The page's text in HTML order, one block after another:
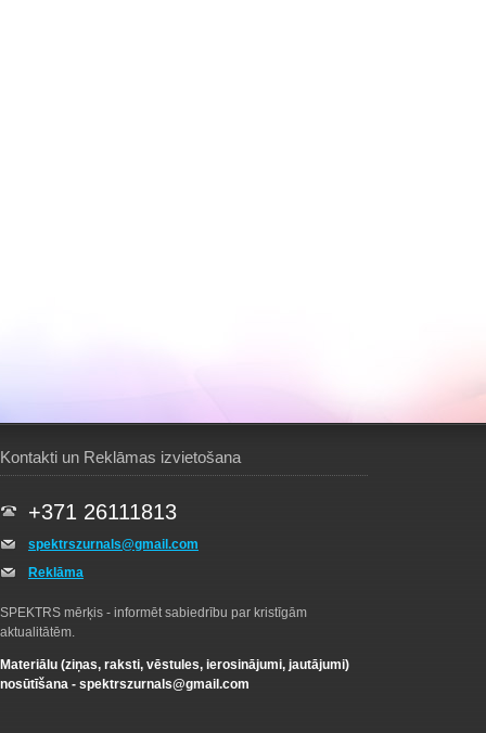
Kontakti un Reklāmas izvietošana
+371 26111813
spektrszurnals@gmail.com
Reklāma
SPEKTRS mērķis - informēt sabiedrību par kristīgām
aktualitātēm.
Materiālu (ziņas, raksti, vēstules, ierosinājumi, jautājumi)
nosūtīšana - spektrszurnals@gmail.com